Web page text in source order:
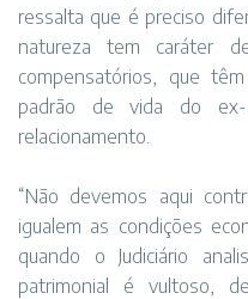
ressalta que é preciso
natureza tem caráter
compensatórios, que
padrão de vida do
relacionamento.
“Não devemos aqui
igualem as condições
quando o Judiciário
patrimonial é vultoso,